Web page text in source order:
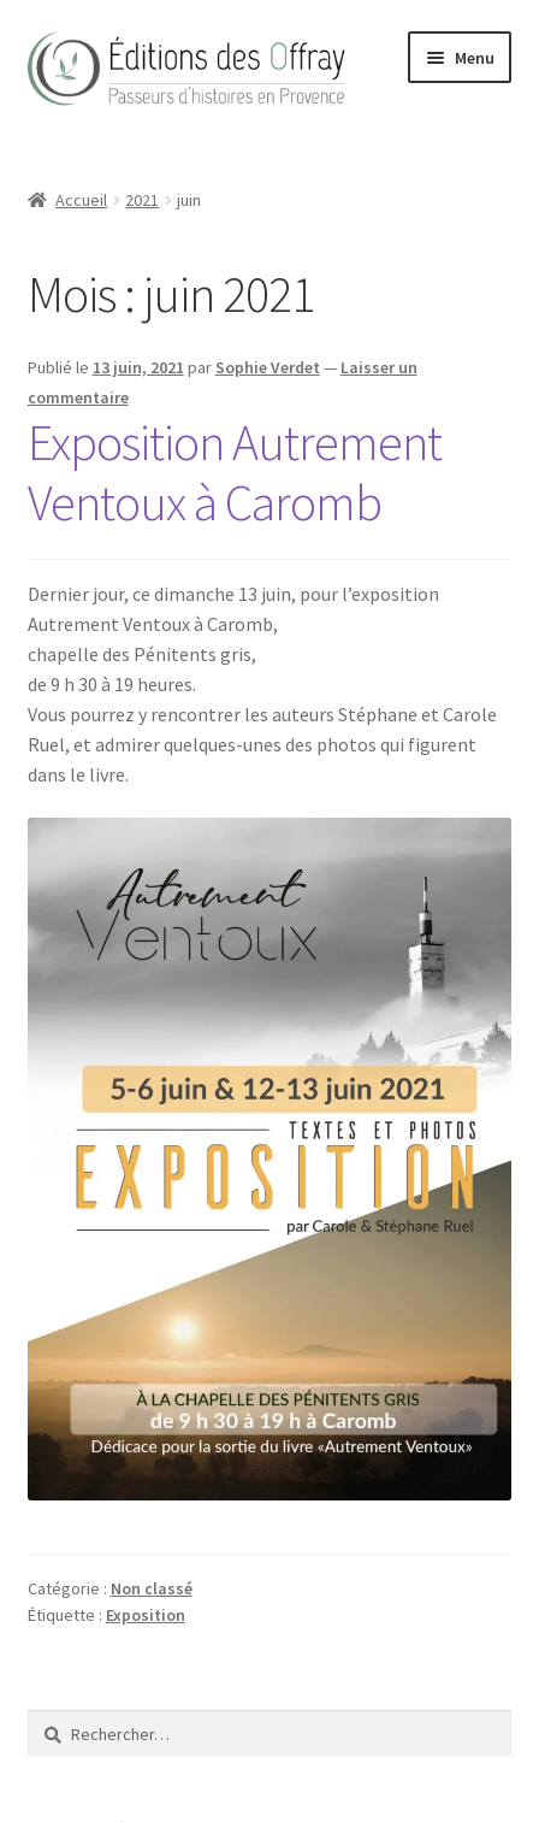
Aller
à
la
Aller
au
contenu
Menu
Actualités
Contact
Hong Kong Homes (2022)
La maison
Les Auteurs
Mentions légales
Mon compte
Nouvelles
Politique de confidentialité
Accueil 2021 juin
Mois : juin 2021
Publié le 13 juin, 2021 par Sophie Verdet — Laisser un
commentaire
Exposition Autrement
Ventoux à Caromb
Dernier jour, ce dimanche 13 juin, pour l’exposition
Autrement Ventoux à Caromb,
chapelle des Pénitents gris,
de 9 h 30 à 19 heures.
Vous pourrez y rencontrer les auteurs Stéphane et Carole
Ruel, et admirer quelques-unes des photos qui figurent
dans le livre.
Catégorie : Non classé
Étiquette : Exposition
Rechercher :